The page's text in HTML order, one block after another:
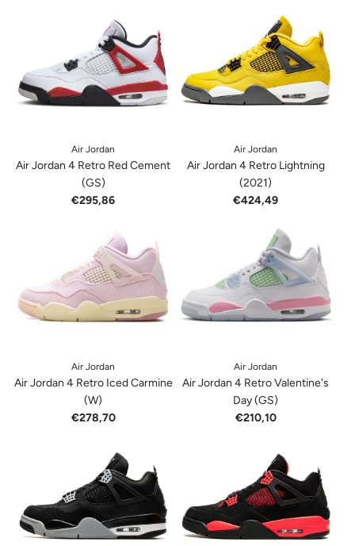
Air Jordan
Air Jordan 4 Retro Red Cement
(GS)
€295,86
Air Jordan
Air Jordan 4 Retro Lightning
(2021)
€424,49
Air Jordan
Air Jordan 4 Retro Iced Carmine
(W)
€278,70
Air Jordan
Air Jordan 4 Retro Valentine's
Day (GS)
€210,10